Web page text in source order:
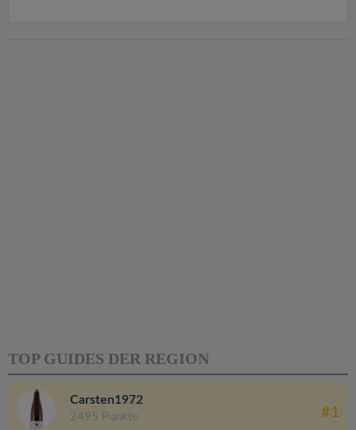
TOP GUIDES DER REGION
Carsten1972
2495 Punkte #1